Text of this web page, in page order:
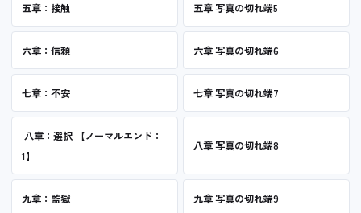
五章：接触 五章 写真の切れ端5
六章：信頼 六章 写真の切れ端6
七章：不安 七章 写真の切れ端7
八章：選択 【ノーマルエンド：
1】
八章 写真の切れ端8
九章：監獄 九章 写真の切れ端9